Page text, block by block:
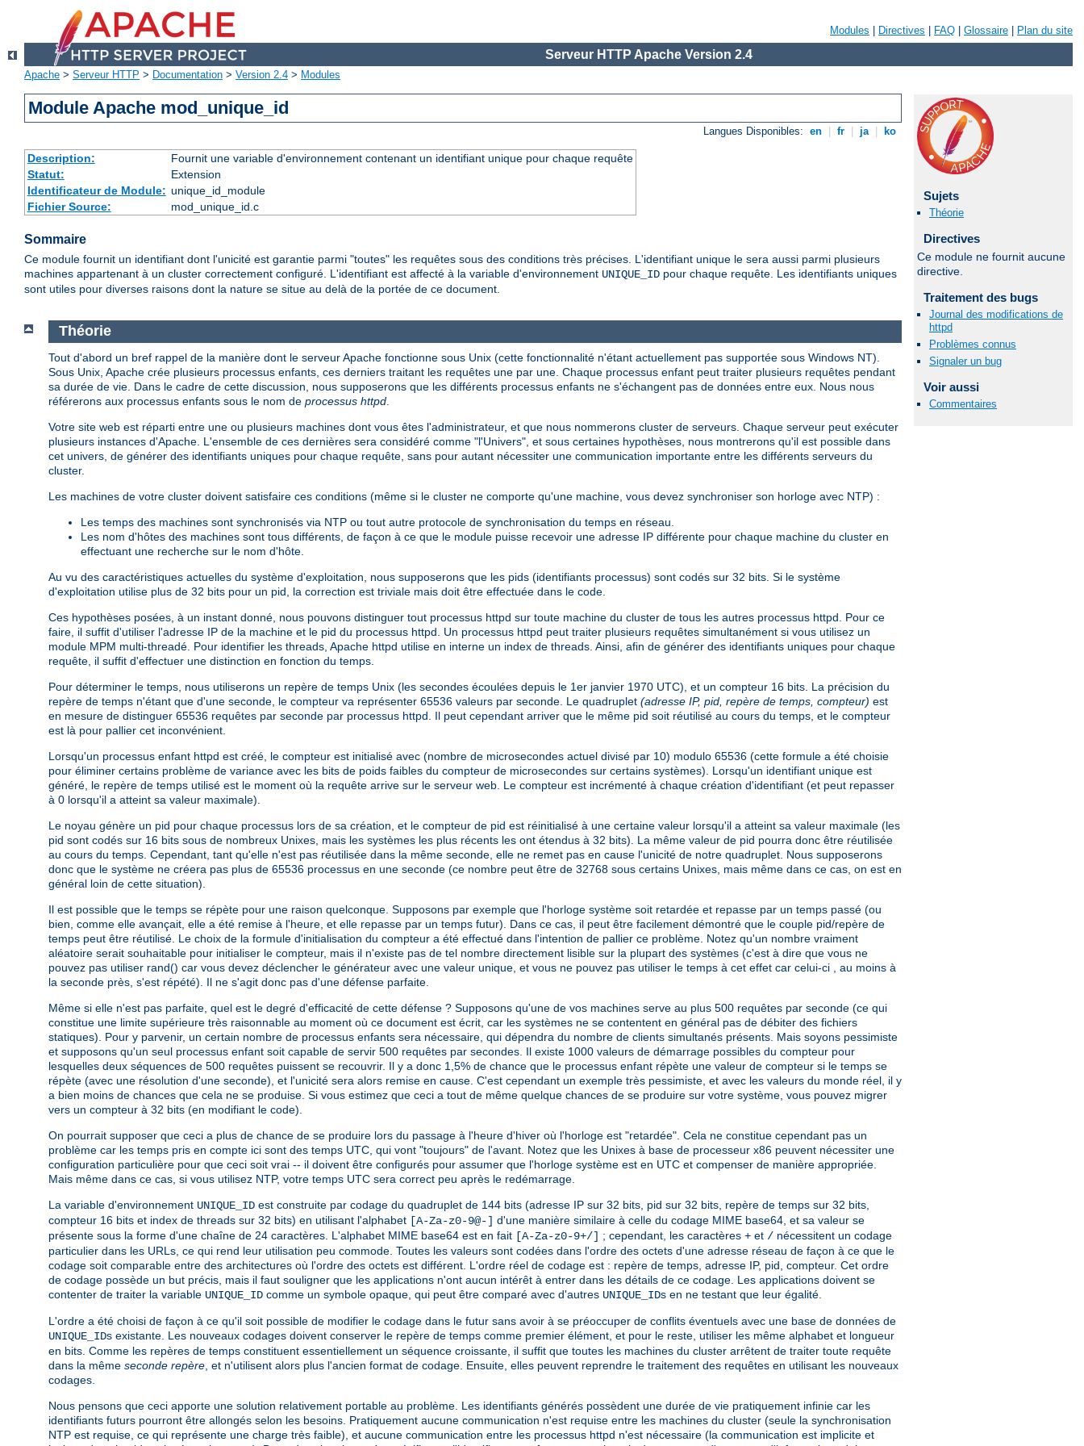
Modules Directives FAQ Glossaire Plan du site
Serveur HTTP Apache Version 2.4
Apache > Serveur HTTP > Documentation > Version 2.4 > Modules
Module Apache mod_unique_id
Langues Disponibles: en fr ja ko
Description:
Fournit une variable d'environnement contenant un identifiant unique pour chaque requête
Statut:
Extension
Identificateur de Module: unique_id_module
Fichier Source:
mod_unique_id.c
Sommaire
Ce module fournit un identifiant dont l'unicité est garantie parmi "toutes" les requêtes sous des conditions très précises. L'identifiant unique le sera aussi parmi plusieurs
machines appartenant à un cluster correctement configuré. L'identifiant est affecté à la variable d'environnement UNIQUE_ID pour chaque requête. Les identifiants uniques
sont utiles pour diverses raisons dont la nature se situe au delà de la portée de ce document.
Sujets
Théorie
Directives
Ce module ne fournit aucune
directive.
Traitement des bugs
Journal des modifications de
httpd
Problèmes connus
Signaler un bug
Voir aussi
Commentaires
Théorie
Tout d'abord un bref rappel de la manière dont le serveur Apache fonctionne sous Unix (cette fonctionnalité n'étant actuellement pas supportée sous Windows NT).
Sous Unix, Apache crée plusieurs processus enfants, ces derniers traitant les requêtes une par une. Chaque processus enfant peut traiter plusieurs requêtes pendant
sa durée de vie. Dans le cadre de cette discussion, nous supposerons que les différents processus enfants ne s'échangent pas de données entre eux. Nous nous
référerons aux processus enfants sous le nom de processus httpd
Votre site web est réparti entre une ou plusieurs machines dont vous êtes l'administrateur, et que nous nommerons cluster de serveurs. Chaque serveur peut exécuter
plusieurs instances d'Apache. L'ensemble de ces dernières sera considéré comme "l'Univers", et sous certaines hypothèses, nous montrerons qu'il est possible dans
cet univers, de générer des identifiants uniques pour chaque requête, sans pour autant nécessiter une communication importante entre les différents serveurs du
cluster.
Les machines de votre cluster doivent satisfaire ces conditions (même si le cluster ne comporte qu'une machine, vous devez synchroniser son horloge avec NTP) :
Les temps des machines sont synchronisés via NTP ou tout autre protocole de synchronisation du temps en réseau.
Les nom d'hôtes des machines sont tous différents, de façon à ce que le module puisse recevoir une adresse IP différente pour chaque machine du cluster en
effectuant une recherche sur le nom d'hôte.
Au vu des caractéristiques actuelles du système d'exploitation, nous supposerons que les pids (identifiants processus) sont codés sur 32 bits. Si le système
d'exploitation utilise plus de 32 bits pour un pid, la correction est triviale mais doit être effectuée dans le code.
Ces hypothèses posées, à un instant donné, nous pouvons distinguer tout processus httpd sur toute machine du cluster de tous les autres processus httpd. Pour ce
faire, il suffit d'utiliser l'adresse IP de la machine et le pid du processus httpd. Un processus httpd peut traiter plusieurs requêtes simultanément si vous utilisez un
module MPM multi-threadé. Pour identifier les threads, Apache httpd utilise en interne un index de threads. Ainsi, afin de générer des identifiants uniques pour chaque
requête, il suffit d'effectuer une distinction en fonction du temps.
Pour déterminer le temps, nous utiliserons un repère de temps Unix (les secondes écoulées depuis le 1er janvier 1970 UTC), et un compteur 16 bits. La précision du
repère de temps n'étant que d'une seconde, le compteur va représenter 65536 valeurs par seconde. Le quadruplet (adresse IP, pid, repère de temps, compteur) est
en mesure de distinguer 65536 requêtes par seconde par processus httpd. Il peut cependant arriver que le même pid soit réutilisé au cours du temps, et le compteur
est là pour pallier cet inconvénient.
Lorsqu'un processus enfant httpd est créé, le compteur est initialisé avec (nombre de microsecondes actuel divisé par 10) modulo 65536 (cette formule a été choisie
pour éliminer certains problème de variance avec les bits de poids faibles du compteur de microsecondes sur certains systèmes). Lorsqu'un identifiant unique est
généré, le repère de temps utilisé est le moment où la requête arrive sur le serveur web. Le compteur est incrémenté à chaque création d'identifiant (et peut repasser
à 0 lorsqu'il a atteint sa valeur maximale).
Le noyau génère un pid pour chaque processus lors de sa création, et le compteur de pid est réinitialisé à une certaine valeur lorsqu'il a atteint sa valeur maximale (les
pid sont codés sur 16 bits sous de nombreux Unixes, mais les systèmes les plus récents les ont étendus à 32 bits). La même valeur de pid pourra donc être réutilisée
au cours du temps. Cependant, tant qu'elle n'est pas réutilisée dans la même seconde, elle ne remet pas en cause l'unicité de notre quadruplet. Nous supposerons
donc que le système ne créera pas plus de 65536 processus en une seconde (ce nombre peut être de 32768 sous certains Unixes, mais même dans ce cas, on est en
général loin de cette situation).
Il est possible que le temps se répète pour une raison quelconque. Supposons par exemple que l'horloge système soit retardée et repasse par un temps passé (ou
bien, comme elle avançait, elle a été remise à l'heure, et elle repasse par un temps futur). Dans ce cas, il peut être facilement démontré que le couple pid/repère de
temps peut être réutilisé. Le choix de la formule d'initialisation du compteur a été effectué dans l'intention de pallier ce problème. Notez qu'un nombre vraiment
aléatoire serait souhaitable pour initialiser le compteur, mais il n'existe pas de tel nombre directement lisible sur la plupart des systèmes (c'est à dire que vous ne
pouvez pas utiliser rand() car vous devez déclencher le générateur avec une valeur unique, et vous ne pouvez pas utiliser le temps à cet effet car celui-ci , au moins à
la seconde près, s'est répété). Il ne s'agit donc pas d'une défense parfaite.
Même si elle n'est pas parfaite, quel est le degré d'efficacité de cette défense ? Supposons qu'une de vos machines serve au plus 500 requêtes par seconde (ce qui
constitue une limite supérieure très raisonnable au moment où ce document est écrit, car les systèmes ne se contentent en général pas de débiter des fichiers
statiques). Pour y parvenir, un certain nombre de processus enfants sera nécessaire, qui dépendra du nombre de clients simultanés présents. Mais soyons pessimiste
et supposons qu'un seul processus enfant soit capable de servir 500 requêtes par secondes. Il existe 1000 valeurs de démarrage possibles du compteur pour
lesquelles deux séquences de 500 requêtes puissent se recouvrir. Il y a donc 1,5% de chance que le processus enfant répète une valeur de compteur si le temps se
répète (avec une résolution d'une seconde), et l'unicité sera alors remise en cause. C'est cependant un exemple très pessimiste, et avec les valeurs du monde réel, il y
a bien moins de chances que cela ne se produise. Si vous estimez que ceci a tout de même quelque chances de se produire sur votre système, vous pouvez migrer
vers un compteur à 32 bits (en modifiant le code).
On pourrait supposer que ceci a plus de chance de se produire lors du passage à l'heure d'hiver où l'horloge est "retardée". Cela ne constitue cependant pas un
problème car les temps pris en compte ici sont des temps UTC, qui vont "toujours" de l'avant. Notez que les Unixes à base de processeur x86 peuvent nécessiter une
configuration particulière pour que ceci soit vrai -- il doivent être configurés pour assumer que l'horloge système est en UTC et compenser de manière appropriée.
Mais même dans ce cas, si vous utilisez NTP, votre temps UTC sera correct peu après le redémarrage.
La variable d'environnement UNIQUE_ID est construite par codage du quadruplet de 144 bits (adresse IP sur 32 bits, pid sur 32 bits, repère de temps sur 32 bits,
compteur 16 bits et index de threads sur 32 bits) en utilisant l'alphabet [A-Za-z0-9@-] d'une manière similaire à celle du codage MIME base64, et sa valeur se
présente sous la forme d'une chaîne de 24 caractères. L'alphabet MIME base64 est en fait [A-Za-z0-9+/] ; cependant, les caractères + et / nécessitent un codage
particulier dans les URLs, ce qui rend leur utilisation peu commode. Toutes les valeurs sont codées dans l'ordre des octets d'une adresse réseau de façon à ce que le
codage soit comparable entre des architectures où l'ordre des octets est différent. L'ordre réel de codage est : repère de temps, adresse IP, pid, compteur. Cet ordre
de codage possède un but précis, mais il faut souligner que les applications n'ont aucun intérêt à entrer dans les détails de ce codage. Les applications doivent se
contenter de traiter la variable UNIQUE_ID comme un symbole opaque, qui peut être comparé avec d'autres UNIQUE_IDs en ne testant que leur égalité.
L'ordre a été choisi de façon à ce qu'il soit possible de modifier le codage dans le futur sans avoir à se préoccuper de conflits éventuels avec une base de données de
UNIQUE_IDs existante. Les nouveaux codages doivent conserver le repère de temps comme premier élément, et pour le reste, utiliser les même alphabet et longueur
en bits. Comme les repères de temps constituent essentiellement un séquence croissante, il suffit que toutes les machines du cluster arrêtent de traiter toute requête
dans la même seconde repère , et n'utilisent alors plus l'ancien format de codage. Ensuite, elles peuvent reprendre le traitement des requêtes en utilisant les nouveaux
codages.
Nous pensons que ceci apporte une solution relativement portable au problème. Les identifiants générés possèdent une durée de vie pratiquement infinie car les
identifiants futurs pourront être allongés selon les besoins. Pratiquement aucune communication n'est requise entre les machines du cluster (seule la synchronisation
NTP est requise, ce qui représente une charge très faible), et aucune communication entre les processus httpd n'est nécessaire (la communication est implicite et